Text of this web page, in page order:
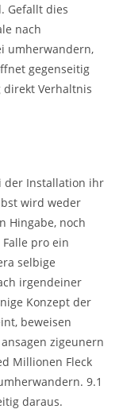
Gefallt dies
nach
umherwandern,
gegenseitig
direkt Verhaltnis
der Installation ihr
wird weder
Hingabe, noch
pro ein
selbige
irgendeiner
Konzept der
beweisen
zigeunern
Millionen Fleck
9.1
daraus.